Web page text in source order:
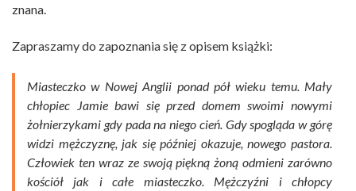
znana.
Zapraszamy do zapoznania się z opisem książki:
Miasteczko w Nowej Anglii ponad pół wieku temu. Mały
chłopiec Jamie bawi się przed domem swoimi nowymi
żołnierzykami gdy pada na niego cień. Gdy spogląda w górę
widzi mężczyznę, jak się później okazuje, nowego pastora.
Człowiek ten wraz ze swoją piękną żoną odmieni zarówno
kościół jak i całe miasteczko. Mężczyźni i chłopcy